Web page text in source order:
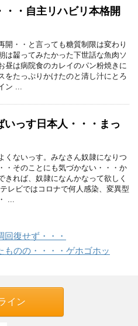
・・自主リハビリ本格開
開・・と言っても糖質制限は変わり
は齧ってみたかった下世話な魚肉ソ
昼は病院食のカレイのパン粉焼きに
をたっぷりかけたのと清し汁にとろ
ン ...
いっす日本人・・・まっ
くないっす。みなさん奴隷になりつ
・そのことにも気づかない・・・か
きれば、奴隷になんかなって欲しく
レビではコロナで何人感染、変異型
...
復せず・・・
ものの・・・・ゲホゴホッ
ライン